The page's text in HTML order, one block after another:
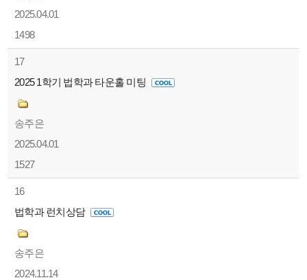
2025.04.01
1498
17
2025 1학기 법학과 타운홀 미팅
송주은
2025.04.01
1527
16
법학과 런치상담
송주은
2024.11.14